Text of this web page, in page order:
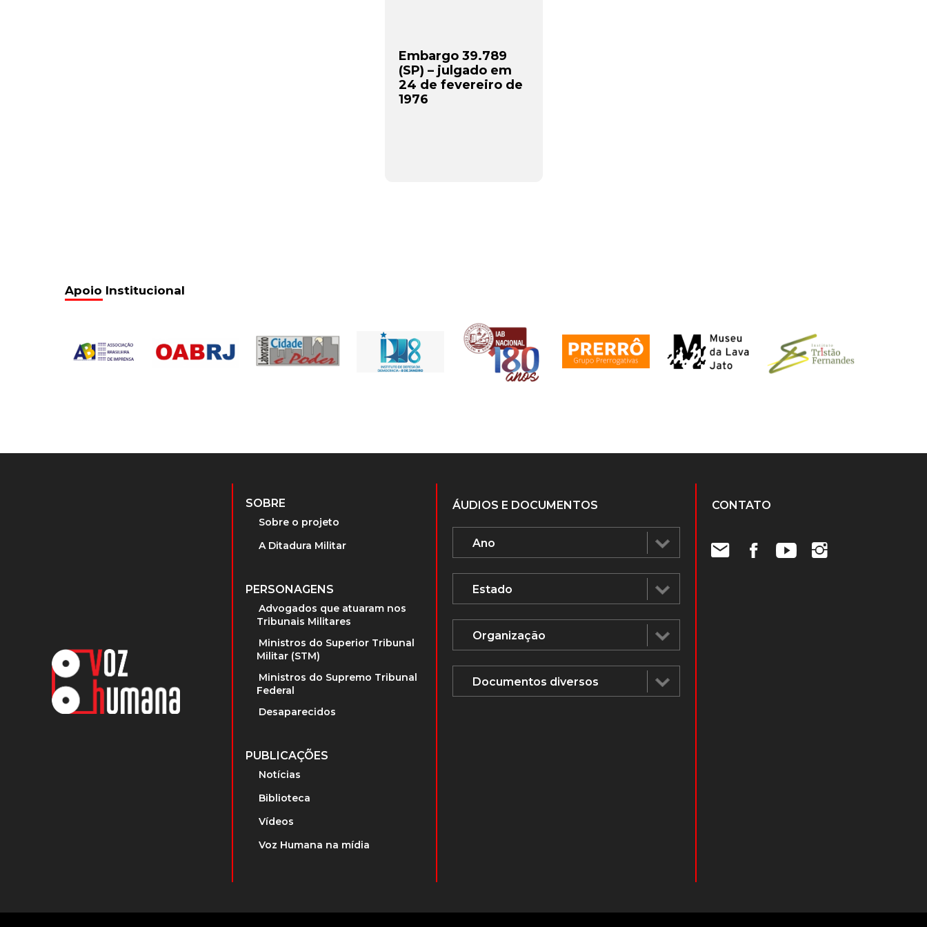
Embargo 39.789
(SP) – julgado em
24 de fevereiro de
1976
Apoio Institucional
SOBRE
Sobre o projeto
A Ditadura Militar
PERSONAGENS
Advogados que atuaram nos
Tribunais Militares
Ministros do Superior Tribunal
Militar (STM)
Ministros do Supremo Tribunal
Federal
Desaparecidos
PUBLICAÇÕES
Notícias
Biblioteca
Vídeos
Voz Humana na mídia
ÁUDIOS E DOCUMENTOS CONTATO